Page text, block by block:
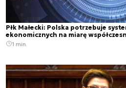
Płk Małecki: Polska potrzebuje
ekonomicznych na miarę
1 min.